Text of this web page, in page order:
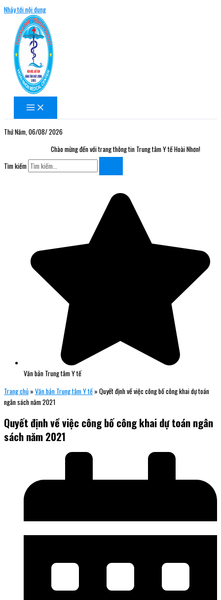
Nhảy tới nội dung
Thứ Năm, 06/08/ 2026
Chào mừng đến với trang thông tin Trung tâm Y tế Hoài Nhơn!
Tìm kiếm
Văn bản Trung tâm Y tế
Trang chủ » Văn bản Trung tâm Y tế» Quyết định về việc công bố công khai dự toán
ngân sách năm 2021
Quyết định về việc công bố công khai dự toán ngân
sách năm 2021